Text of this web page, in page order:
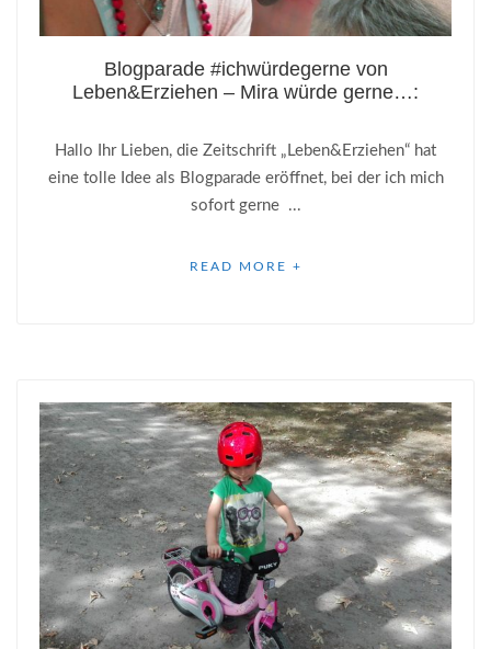
Blogparade #ichwürdegerne von
Leben&Erziehen – Mira würde gerne…:
Hallo Ihr Lieben, die Zeitschrift „Leben&Erziehen“ hat
eine tolle Idee als Blogparade eröffnet, bei der ich mich
sofort gerne ...
READ MORE +